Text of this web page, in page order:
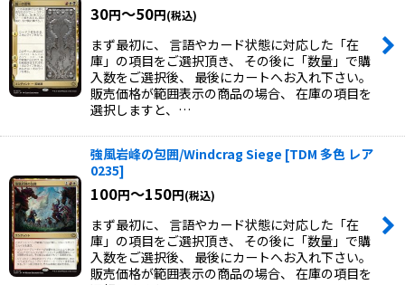
30円～50円(税込)
まず最初に、 言語やカード状態に対応した「在
庫」の項目をご選択頂き、 その後に「数量」で購
入数をご選択後、 最後にカートへお入れ下さい。
販売価格が範囲表示の商品の場合、 在庫の項目を
選択しますと、…
強風岩峰の包囲/Windcrag Siege [TDM 多色 レア
0235]
100円～150円(税込)
まず最初に、 言語やカード状態に対応した「在
庫」の項目をご選択頂き、 その後に「数量」で購
入数をご選択後、 最後にカートへお入れ下さい。
販売価格が範囲表示の商品の場合、 在庫の項目を